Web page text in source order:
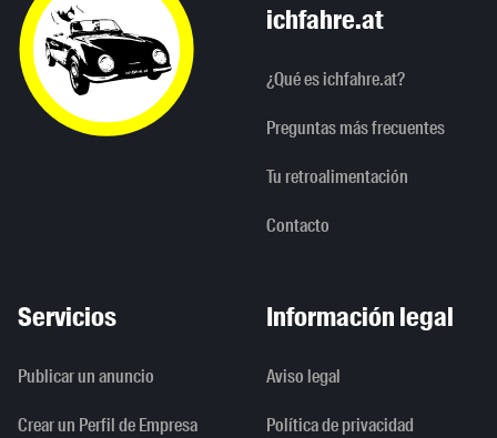
ichfahre.at
¿Qué es ichfahre.at?
Preguntas más frecuentes
Tu retroalimentación
Contacto
Servicios
Publicar un anuncio
Crear un Perfil de Empresa
Información legal
Aviso legal
Política de privacidad